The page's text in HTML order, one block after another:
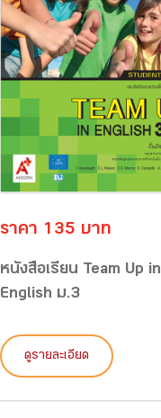
ราคา 135 บาท
หนังสือเรียน Team Up in
English ม.3
ดูรายละเอียด